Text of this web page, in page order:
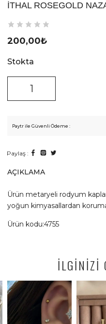
İTHAL ROSEGOLD
200,00₺
Stokta
Paytr ile Güvenli Ödeme :
Paylaş :
AÇIKLAMA
Ürün metaryeli rodyum
yoğun kimyasallardan
Ürün kodu:4755
İLGİNİZİ